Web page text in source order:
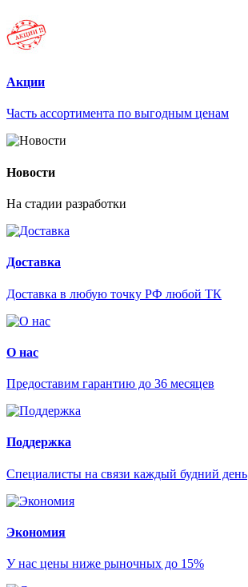
Акции
Часть ассортимента по выгодным ценам
Новости
На стадии разработки
Доставка
Доставка в любую точку РФ любой ТК
О нас
Предоставим гарантию до 36 месяцев
Поддержка
Специалисты на связи каждый будний день
Экономия
У нас цены ниже рыночных до 15%